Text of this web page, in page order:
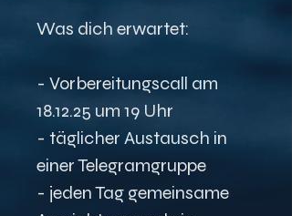
Was dich erwartet:
- Vorbereitungscall am
18.12.25 um 19 Uhr
- täglicher Austausch in
einer Telegramgruppe
- jeden Tag gemeinsame